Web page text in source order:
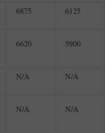
6875 6125
6620 5900
N/A N/A
N/A N/A